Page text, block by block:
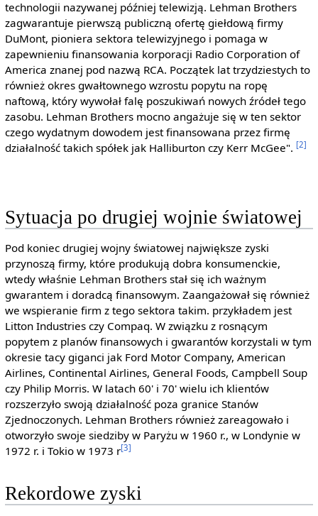
technologii nazywanej później telewizją. Lehman Brothers
zagwarantuje pierwszą publiczną ofertę giełdową firmy
DuMont, pioniera sektora telewizyjnego i pomaga w
zapewnieniu finansowania korporacji Radio Corporation of
America znanej pod nazwą RCA. Początek lat trzydziestych to
również okres gwałtownego wzrostu popytu na ropę
naftową, który wywołał falę poszukiwań nowych źródeł tego
zasobu. Lehman Brothers mocno angażuje się w ten sektor
czego wydatnym dowodem jest finansowana przez firmę
działalność takich spółek jak Halliburton czy Kerr McGee". [2]
Sytuacja po drugiej wojnie światowej
Pod koniec drugiej wojny światowej największe zyski
przynoszą firmy, które produkują dobra konsumenckie,
wtedy właśnie Lehman Brothers stał się ich ważnym
gwarantem i doradcą finansowym. Zaangażował się również
we wspieranie firm z tego sektora takim. przykładem jest
Litton Industries czy Compaq. W związku z rosnącym
popytem z planów finansowych i gwarantów korzystali w tym
okresie tacy giganci jak Ford Motor Company, American
Airlines, Continental Airlines, General Foods, Campbell Soup
czy Philip Morris. W latach 60' i 70' wielu ich klientów
rozszerzyło swoją działalność poza granice Stanów
Zjednoczonych. Lehman Brothers również zareagowało i
otworzyło swoje siedziby w Paryżu w 1960 r., w Londynie w
1972 r. i Tokio w 1973 r[3]
Rekordowe zyski